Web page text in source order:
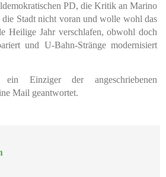
PD, die Kritik an Marino
die Stadt nicht voran und wolle wohl das
Heilige Jahr verschlafen, obwohl doch
und U-Bahn-Stränge modernisiert
Einziger der angeschriebenen
Mail geantwortet.